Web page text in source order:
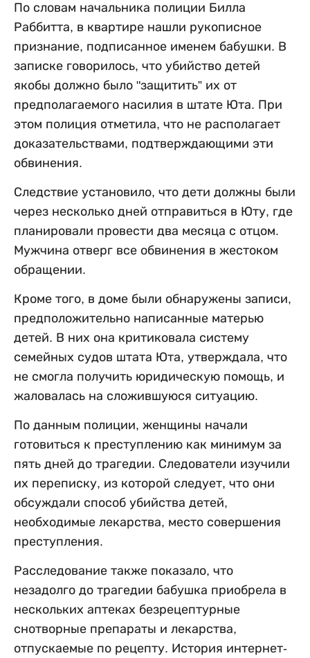
По словам начальника полиции Билла
Раббитта, в квартире нашли рукописное
признание, подписанное именем бабушки. В
записке говорилось, что убийство детей
якобы должно было "защитить” их от
предполагаемого насилия в штате Юта. При
этом полиция отметила, что не располагает
доказательствами, подтверждающими эти
обвинения.
Следствие установило, что дети должны были
через несколько дней отправиться в Юту, где
планировали провести два месяца с отцом.
Мужчина отверг все обвинения в жестоком
обращении.
Кроме того, в доме были обнаружены записи,
предположительно написанные матерью
детей. В них она критиковала систему
семейных судов штата Юта, утверждала, что
не смогла получить юридическую помощь, и
жаловалась на сложившуюся ситуацию.
По данным полиции, женщины начали
готовиться к преступлению как минимум за
пять дней до трагедии. Следователи изучили
их переписку, из которой следует, что они
обсуждали способ убийства детей,
необходимые лекарства, место совершения
преступления.
Расследование также показало, что
незадолго до трагедии бабушка приобрела в
нескольких аптеках безрецептурные
снотворные препараты и лекарства,
отпускаемые по рецепту. История интернет-